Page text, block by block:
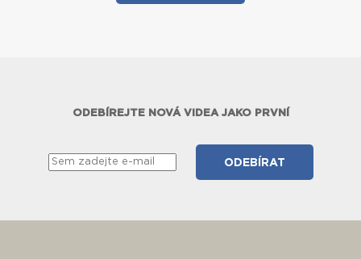
ODEBÍREJTE NOVÁ VIDEA JAKO PRVNÍ